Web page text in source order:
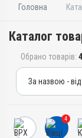
Головна
Каталог
Обрано товарів: 4
За назвою -
За ціною – від
4